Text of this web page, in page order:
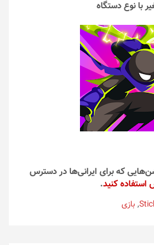
با نوع دستگاه
که برای ایرانی‌ها در دسترس
استفاده کنید.
,بازی